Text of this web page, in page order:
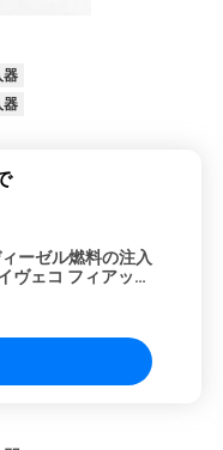
器
器
ーゼル燃料の注入
ヴェコ フィアット